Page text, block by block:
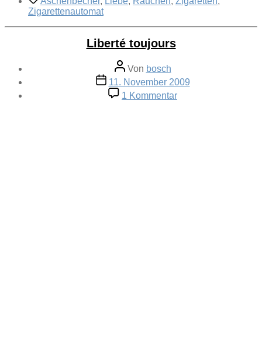
Zigarettenautomat
Liberté toujours
Beitragsautor
Von bosch
Veröffentlichungsdatum
11. November 2009
1 Kommentarzu
Liberté